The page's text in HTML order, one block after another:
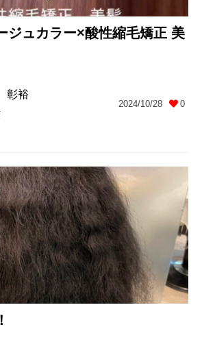
ジュカラー×酸性縮毛矯正 美
彰裕
2024/10/28 0